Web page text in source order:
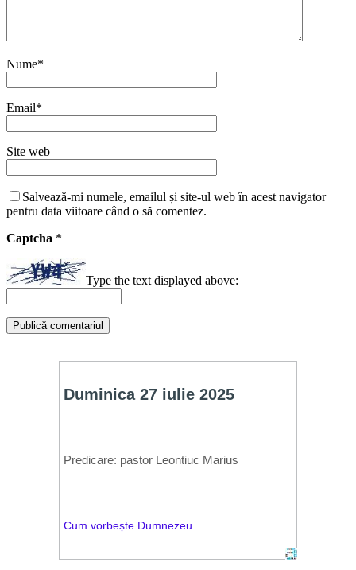
Nume*
Email*
Site web
Salvează-mi numele, emailul și site-ul web în acest navigator
pentru data viitoare când o să comentez.
Captcha *
Type the text displayed above: